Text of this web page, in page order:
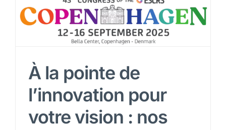
A propos
Actualités
Nous contacter
À la pointe de
l’innovation pour
votre vision : nos